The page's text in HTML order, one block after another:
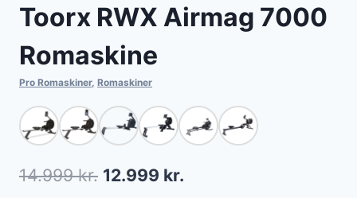
Toorx RWX Airmag 7000
Romaskine
Pro Romaskiner, Romaskiner
14.999kr. Den
12.999 kr.